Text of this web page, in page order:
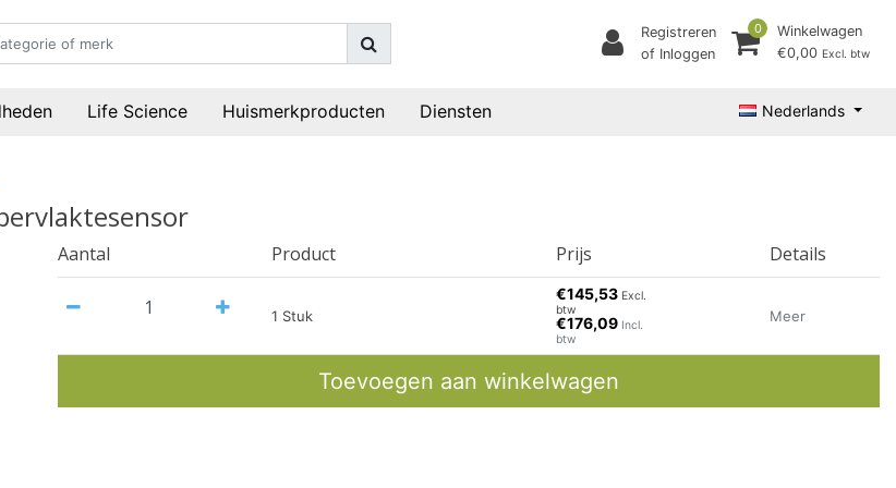
Registreren
of Inloggen
0
Winkelwagen
€0,00 Excl. btw
Life Science Huismerkproducten Diensten Nederlands
Aantal Product Prijs Details
1 Stuk
€145,53 Excl.
btw
€176,09 Incl.
btw
Meer
Toevoegen aan winkelwagen